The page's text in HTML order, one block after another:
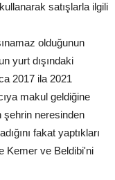
satışlarla ilgili
olduğunun
yurt dışındaki
2017 ila 2021
makul geldiğine
şehrin neresinden
fakat yaptıkları
Kemer ve Beldibi'ni